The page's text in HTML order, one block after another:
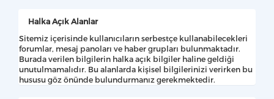
Halka Açık Alanlar
Sitemiz içerisinde kullanıcıların serbestçe kullanabilecekleri
forumlar, mesaj panoları ve haber grupları bulunmaktadır.
Burada verilen bilgilerin halka açık bilgiler haline geldiği
unutulmamalıdır. Bu alanlarda kişisel bilgilerinizi verirken bu
hususu göz önünde bulundurmanız gerekmektedir.